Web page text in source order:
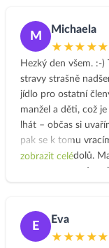
M
Michaela
★★★★★
Hezký den všem. :-
stravy strašně
jídlo pro ostatní
manžel a děti, což
lhát – občas si
pak se k tomu
nedařily dát dolů.
Jíme Jinak. Děkuji,
zobrazit celé
E
Eva
★★★★★